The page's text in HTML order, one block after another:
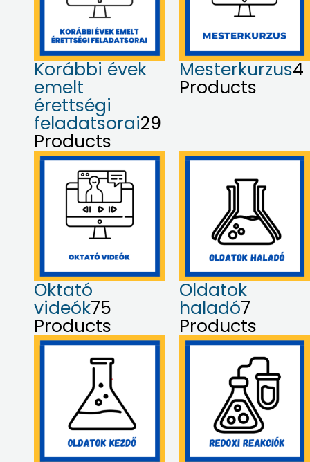
Korábbi évek
emelt
érettségi
feladatsorai29
Products
Mesterkurzus4
Products
Oktató
videók75
Products
Oldatok
haladó7
Products